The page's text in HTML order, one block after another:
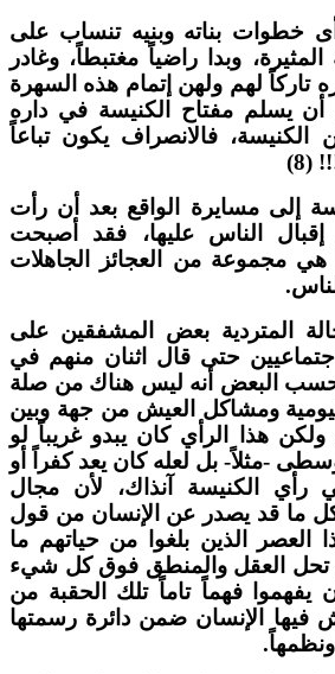
خطوات بناته وبنيه تنساب على
وبدا راضياً مغتبطاً، وغادر
لهم ولهن إتمام هذه السهرة
أن يسلم مفتاح الكنيسة في داره
فالانصراف يكون تباعاً
مسايرة الواقع بعد أن رأت
الناس عليها، فقد أصبحت
مجموعة من العجائز الجاهلات
المتردية بعض المشفقين على
حتى قال اثنان منهم في
البعض أنه ليس هناك من صلة
ومشاكل العيش من جهة وبين
هذا الرأي كان يبدو غريباً لو
-مثلاً- بل لعله كان يعد كفراً أو
الكنيسة آنذاك، لأن مجال
ما قد يصدر عن الإنسان من قول
العصر الذين بلغوا من حياتهم ما
العقل والمنطق فوق كل شيء
فهماً تاماً تلك الحقبة من
الإنسان ضمن دائرة رسمتها